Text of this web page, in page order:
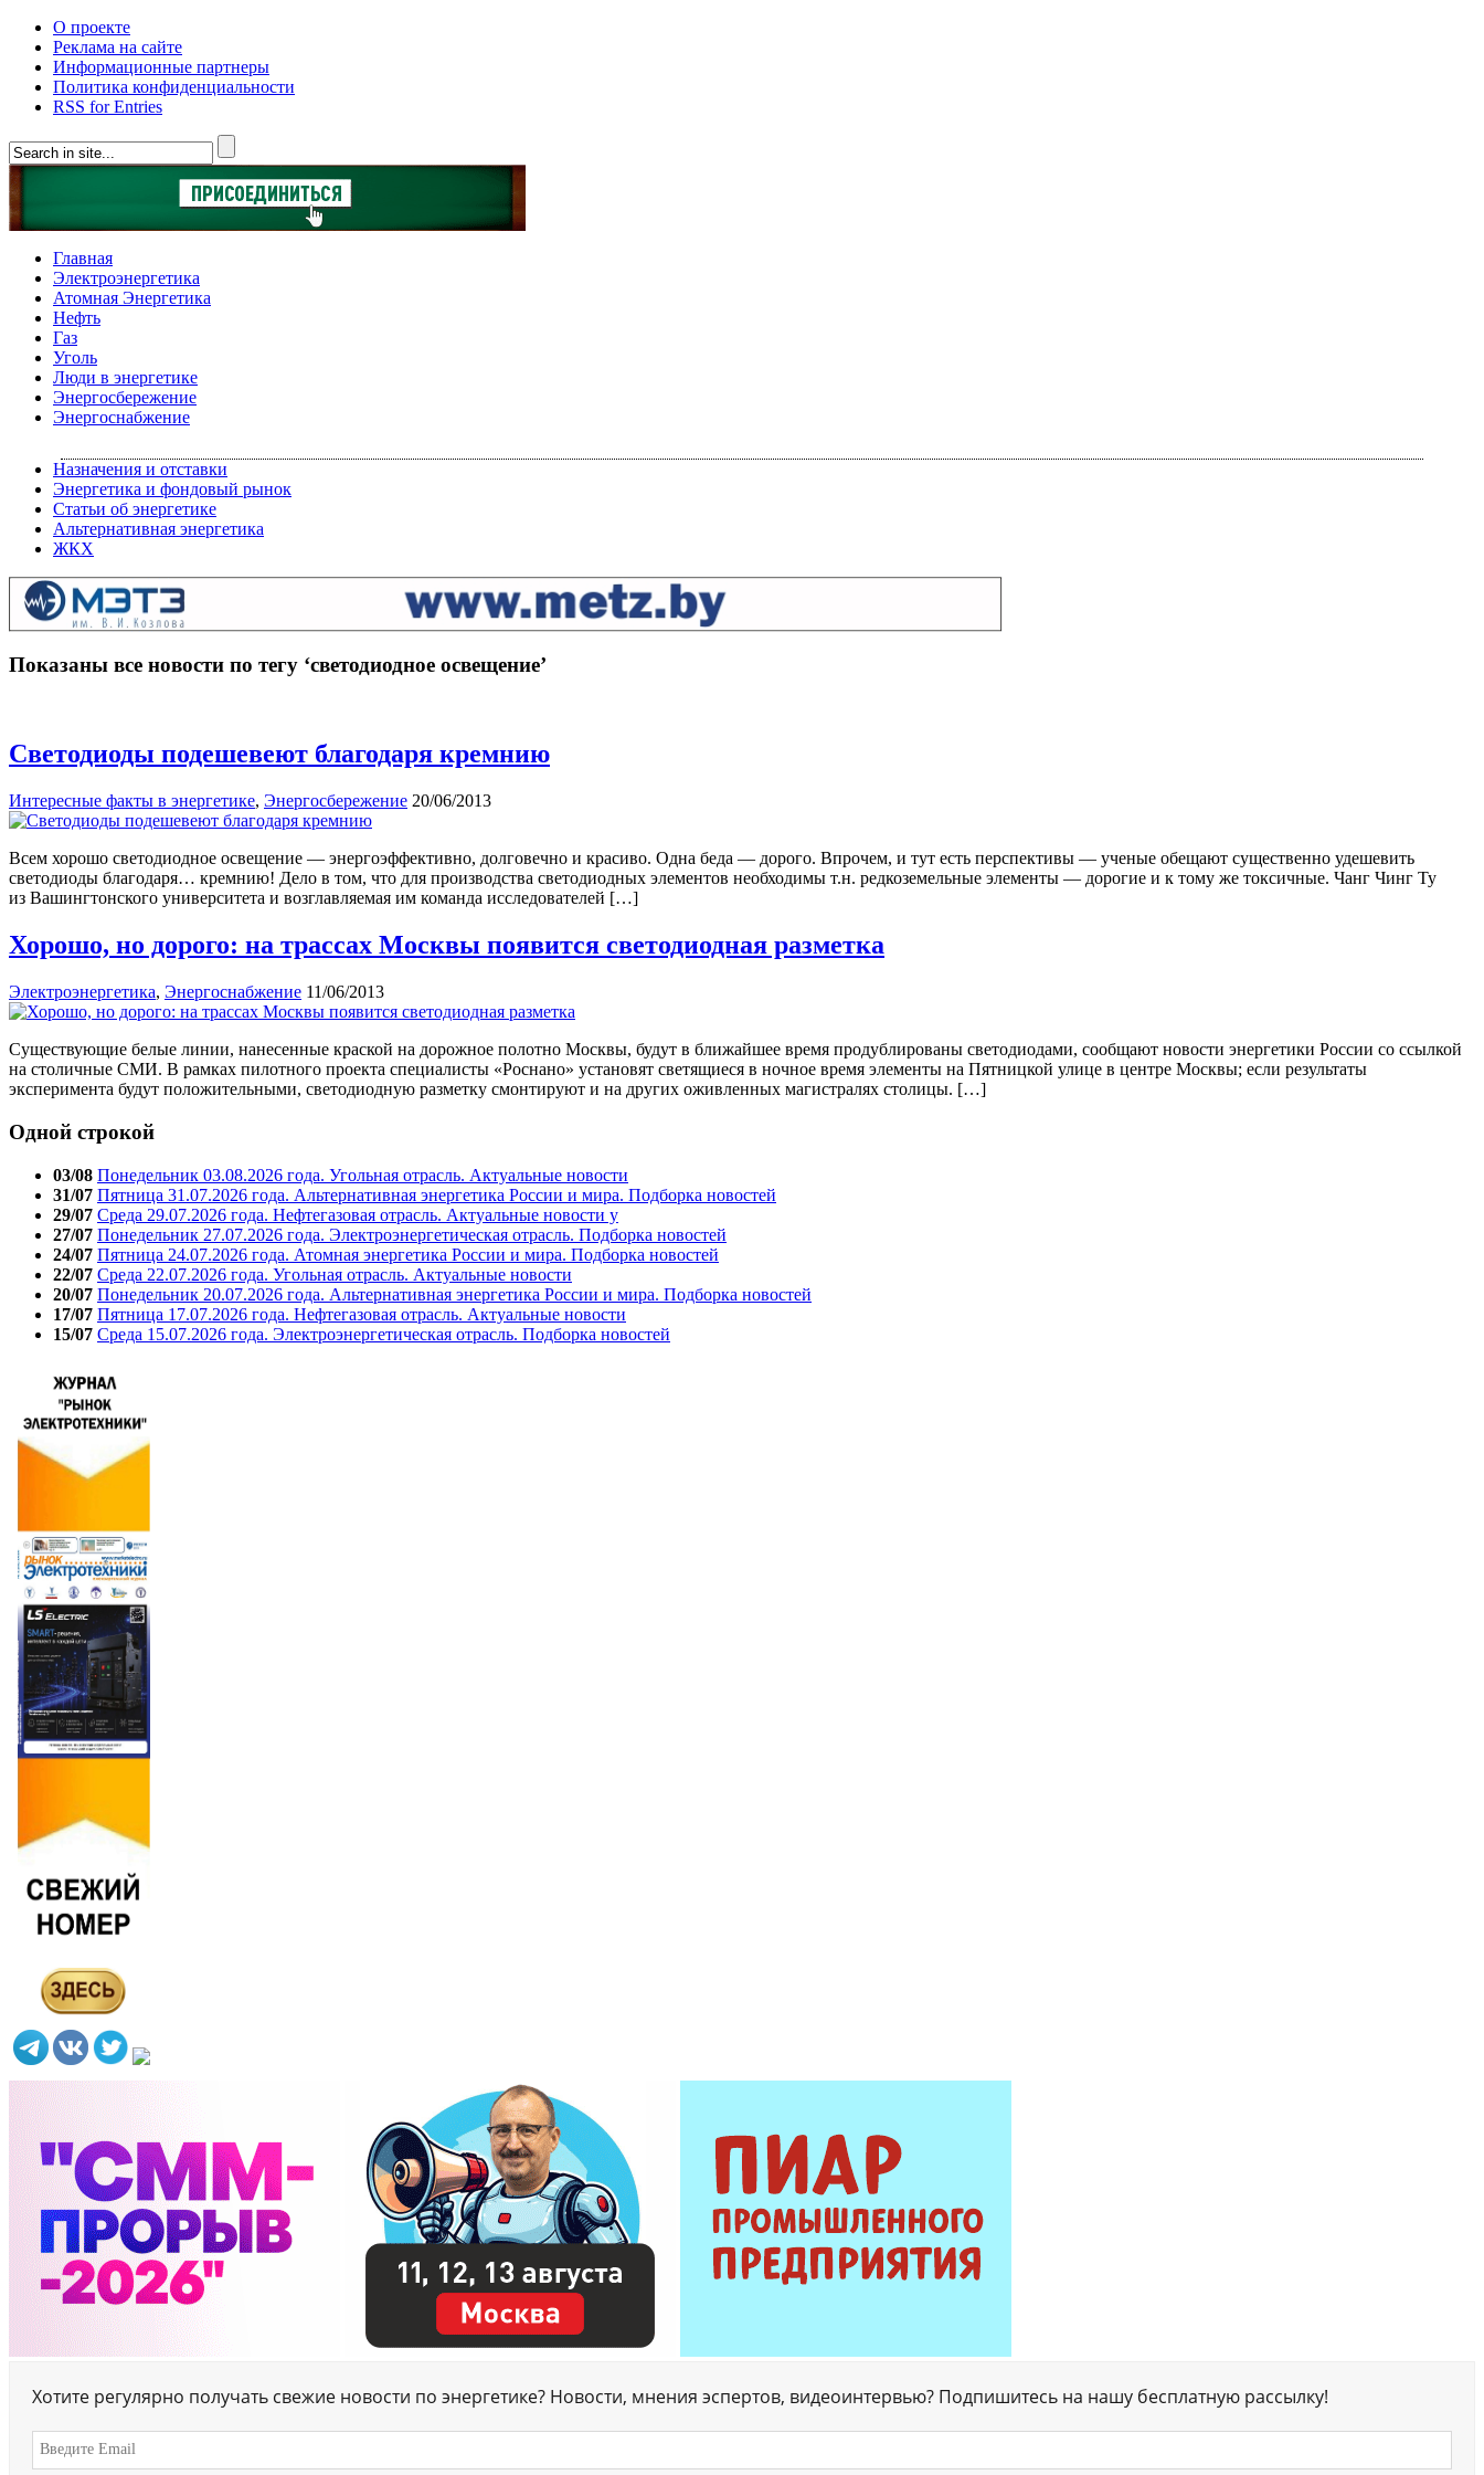
О проекте
Реклама на сайте
Информационные партнеры
Политика конфиденциальности
RSS for Entries
Главная
Электроэнергетика
Атомная Энергетика
Нефть
Газ
Уголь
Люди в энергетике
Энергосбережение
Энергоснабжение
Назначения и отставки
Энергетика и фондовый рынок
Статьи об энергетике
Альтернативная энергетика
ЖКХ
Показаны все новости по тегу ‘светодиодное освещение’
Светодиоды подешевеют благодаря кремнию
Интересные факты в энергетике, Энергосбережение 20/06/2013
Всем хорошо светодиодное освещение — энергоэффективно, долговечно и красиво. Одна беда — дорого. Впрочем, и тут есть перспективы — ученые обещают существенно удешевить
светодиоды благодаря… кремнию! Дело в том, что для производства светодиодных элементов необходимы т.н. редкоземельные элементы — дорогие и к тому же токсичные. Чанг Чинг Ту
из Вашингтонского университета и возглавляемая им команда исследователей […]
Хорошо, но дорого: на трассах Москвы появится светодиодная разметка
Электроэнергетика, Энергоснабжение 11/06/2013
Существующие белые линии, нанесенные краской на дорожное полотно Москвы, будут в ближайшее время продублированы светодиодами, сообщают новости энергетики России со ссылкой
на столичные СМИ. В рамках пилотного проекта специалисты «Роснано» установят светящиеся в ночное время элементы на Пятницкой улице в центре Москвы; если результаты
эксперимента будут положительными, светодиодную разметку смонтируют и на других оживленных магистралях столицы. […]
Одной строкой
03/08 Понедельник 03.08.2026 года. Угольная отрасль. Актуальные новости
31/07 Пятница 31.07.2026 года. Альтернативная энергетика России и мира. Подборка новостей
29/07 Среда 29.07.2026 года. Нефтегазовая отрасль. Актуальные новости у
27/07 Понедельник 27.07.2026 года. Электроэнергетическая отрасль. Подборка новостей
24/07 Пятница 24.07.2026 года. Атомная энергетика России и мира. Подборка новостей
22/07 Среда 22.07.2026 года. Угольная отрасль. Актуальные новости
20/07 Понедельник 20.07.2026 года. Альтернативная энергетика России и мира. Подборка новостей
17/07 Пятница 17.07.2026 года. Нефтегазовая отрасль. Актуальные новости
15/07 Среда 15.07.2026 года. Электроэнергетическая отрасль. Подборка новостей
Хотите регулярно получать свежие новости по энергетике? Новости, мнения эспертов, видеоинтервью? Подпишитесь на нашу бесплатную рассылку!